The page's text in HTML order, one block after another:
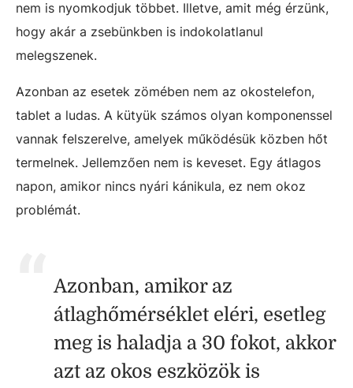
nem is nyomkodjuk többet. Illetve, amit még érzünk,
hogy akár a zsebünkben is indokolatlanul
melegszenek.
Azonban az esetek zömében nem az okostelefon,
tablet a ludas. A kütyük számos olyan komponenssel
vannak felszerelve, amelyek működésük közben hőt
termelnek. Jellemzően nem is keveset. Egy átlagos
napon, amikor nincs nyári kánikula, ez nem okoz
problémát.
Azonban, amikor az
átlaghőmérséklet eléri, esetleg
meg is haladja a 30 fokot, akkor
azt az okos eszközök is